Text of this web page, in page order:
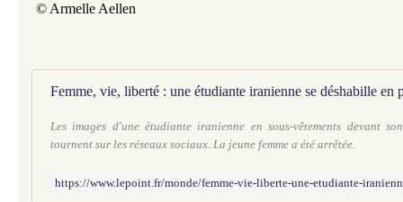
© Armelle Aellen
Femme, vie, liberté : une étudiante iranienne se déshabille en
Les images d'une étudiante iranienne en sous-vêtements devant
tournent sur les réseaux sociaux. La jeune femme a été arrêtée.